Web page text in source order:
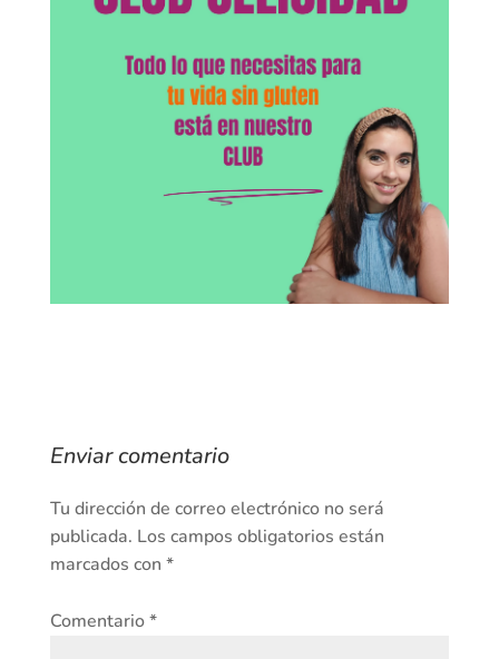
Enviar comentario
Tu dirección de correo electrónico no será
publicada. Los campos obligatorios están
marcados con *
Comentario*